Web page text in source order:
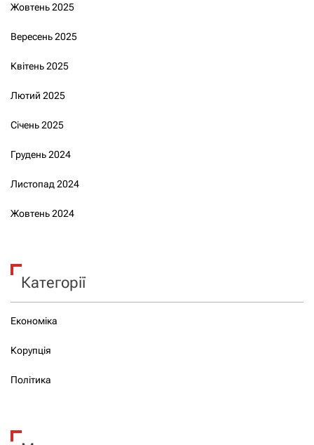
Жовтень 2025
Вересень 2025
Квітень 2025
Лютий 2025
Січень 2025
Грудень 2024
Листопад 2024
Жовтень 2024
Категорії
Економіка
Корупція
Політика